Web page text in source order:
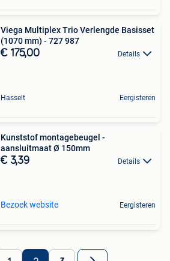
Viega Multiplex Trio Verlengde Basisset
(1070 mm) - 727 987
€ 175,00 Details
Hasselt Eergisteren
Kunststof montagebeugel -
aansluitmaat Ø 150mm
€ 3,39 Details
Bezoek website Eergisteren